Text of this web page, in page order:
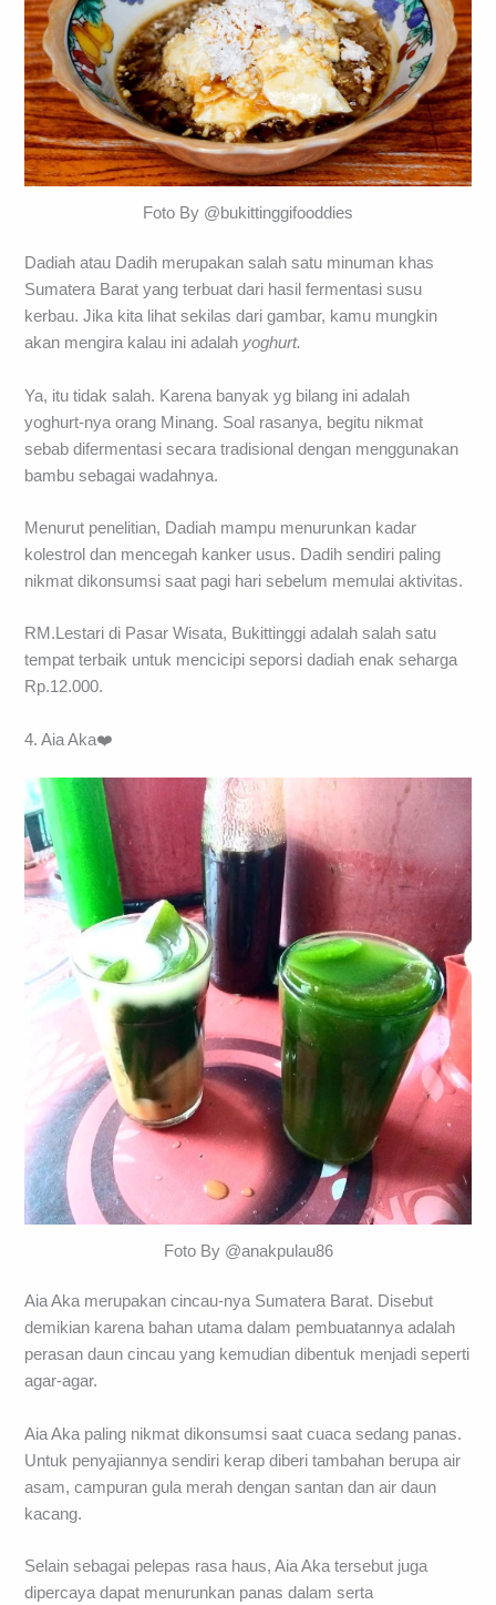
Foto By @bukittinggifooddies
Dadiah atau Dadih merupakan salah satu minuman khas
Sumatera Barat yang terbuat dari hasil fermentasi susu
kerbau. Jika kita lihat sekilas dari gambar, kamu mungkin
akan mengira kalau ini adalah yoghurt.
Ya, itu tidak salah. Karena banyak yg bilang ini adalah
yoghurt-nya orang Minang. Soal rasanya, begitu nikmat
sebab difermentasi secara tradisional dengan menggunakan
bambu sebagai wadahnya.
Menurut penelitian, Dadiah mampu menurunkan kadar
kolestrol dan mencegah kanker usus. Dadih sendiri paling
nikmat dikonsumsi saat pagi hari sebelum memulai aktivitas.
RM.Lestari di Pasar Wisata, Bukittinggi adalah salah satu
tempat terbaik untuk mencicipi seporsi dadiah enak seharga
Rp.12.000.
4. Aia Aka❤️
Foto By @anakpulau86
Aia Aka merupakan cincau-nya Sumatera Barat. Disebut
demikian karena bahan utama dalam pembuatannya adalah
perasan daun cincau yang kemudian dibentuk menjadi seperti
agar-agar.
Aia Aka paling nikmat dikonsumsi saat cuaca sedang panas.
Untuk penyajiannya sendiri kerap diberi tambahan berupa air
asam, campuran gula merah dengan santan dan air daun
kacang.
Selain sebagai pelepas rasa haus, Aia Aka tersebut juga
dipercaya dapat menurunkan panas dalam serta